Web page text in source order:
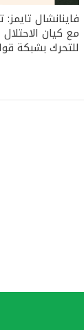
فاينانشال تايمز:
مع كيان
للتحرك بشبكة